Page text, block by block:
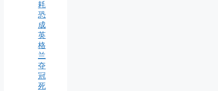
耗
恐
成
英
格
兰
夺
冠
死